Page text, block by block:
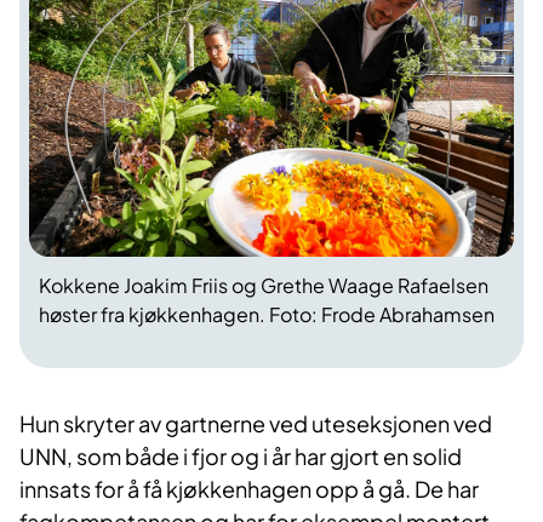
Kokkene Joakim Friis og Grethe Waage Rafaelsen
høster fra kjøkkenhagen. Foto: Frode Abrahamsen
Hun skryter av gartnerne ved uteseksjonen ved
UNN, som både i fjor og i år har gjort en solid
innsats for å få kjøkkenhagen opp å gå. De har